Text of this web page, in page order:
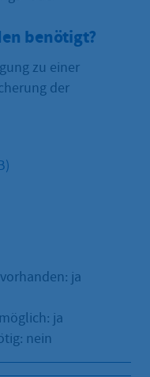
benötigt?
zu einer
der
ja
ja
nein